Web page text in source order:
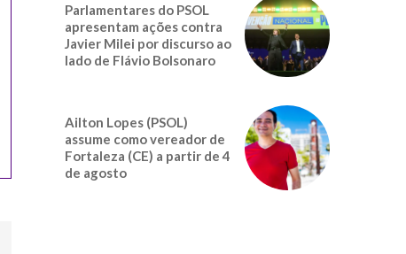
Parlamentares do PSOL
apresentam ações contra
Javier Milei por discurso ao
lado de Flávio Bolsonaro
Ailton Lopes (PSOL)
assume como vereador de
Fortaleza (CE) a partir de 4
de agosto